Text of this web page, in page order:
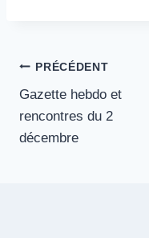
Navigation
de
l’article
PRÉCÉDENT
Gazette hebdo et
rencontres du 2
décembre